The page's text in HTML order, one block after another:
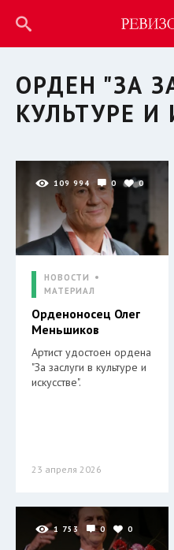
ОРДЕН "ЗА
КУЛЬТУРЕ И
109 994 0 0
НОВОСТИ
МАТЕРИАЛ
Орденоносец Олег
Меньшиков
Артист удостоен ордена
"За заслуги в культуре и
искусстве".
23 апреля 2026
1 753 0 0